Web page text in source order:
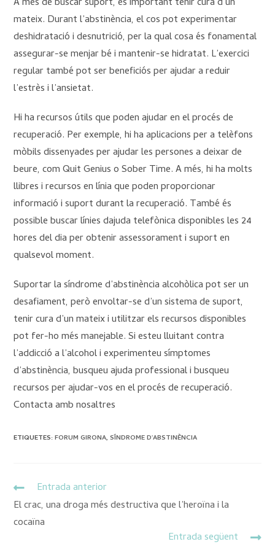
A més de buscar suport, és important tenir cura d’un
mateix. Durant l’abstinència, el cos pot experimentar
deshidratació i desnutrició, per la qual cosa és fonamental
assegurar-se menjar bé i mantenir-se hidratat. L’exercici
regular també pot ser beneficiós per ajudar a reduir
l’estrès i l’ansietat.
Hi ha recursos útils que poden ajudar en el procés de
recuperació. Per exemple, hi ha aplicacions per a telèfons
mòbils dissenyades per ajudar les persones a deixar de
beure, com Quit Genius o Sober Time. A més, hi ha molts
llibres i recursos en línia que poden proporcionar
informació i suport durant la recuperació. També és
possible buscar línies dajuda telefònica disponibles les 24
hores del dia per obtenir assessorament i suport en
qualsevol moment.
Suportar la síndrome d’abstinència alcohòlica pot ser un
desafiament, però envoltar-se d’un sistema de suport,
tenir cura d’un mateix i utilitzar els recursos disponibles
pot fer-ho més manejable. Si esteu lluitant contra
l’addicció a l’alcohol i experimenteu símptomes
d’abstinència, busqueu ajuda professional i busqueu
recursos per ajudar-vos en el procés de recuperació.
Contacta amb nosaltres
ETIQUETES:FORUM GIRONA, SÍNDROME D'ABSTINÈNCIA
Entrada anterior
El crac, una droga més destructiva que l’heroïna i la
cocaïna
Entrada següent